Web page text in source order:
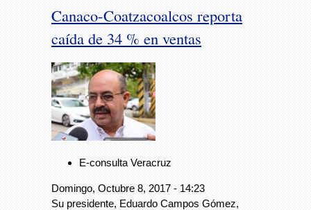
Canaco-Coatzacoalcos reporta
caída de 34 % en ventas
E-consulta Veracruz
Domingo, Octubre 8, 2017 - 14:23
Su presidente, Eduardo Campos Gómez,